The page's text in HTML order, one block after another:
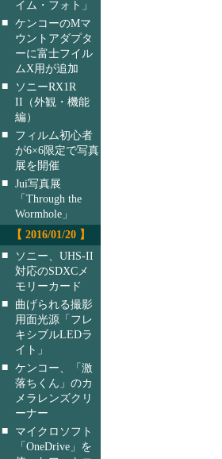
イム・フォト」
■ ケンコーのMマ
ウントアダプタ
ーに富士フイル
ムX用が追加
■
ソニーRX1R
II（外観・機能
編）
■
フィルム初心者
が6×6限定で写真
展を開催
■ Jui写真展
「Through the
Wormhole」
【 2016/01/20 】
■
ソニー、UHS-II
対応のSDXCメ
モリーカード
■
曲げられる撮影
用面光源「フレ
キシブルLEDラ
イト」
■ ケンコー、「激
落ちくん」のカ
メラレンズクリ
ーナー
■
マイクロソフト
「OneDrive」を